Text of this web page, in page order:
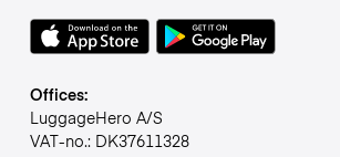
Offices:
LuggageHero A/S
VAT-no.: DK37611328